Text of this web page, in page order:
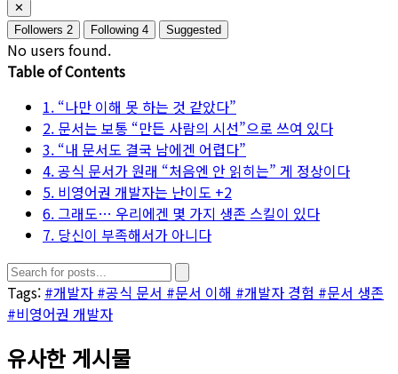
✕
Followers 2 Following 4 Suggested
No users found.
Table of Contents
1. “나만 이해 못 하는 것 같았다”
2. 문서는 보통 “만든 사람의 시선”으로 쓰여 있다
3. “내 문서도 결국 남에겐 어렵다”
4. 공식 문서가 원래 “처음엔 안 읽히는” 게 정상이다
5. 비영어권 개발자는 난이도 +2
6. 그래도… 우리에겐 몇 가지 생존 스킬이 있다
7. 당신이 부족해서가 아니다
Tags: #개발자 #공식 문서 #문서 이해 #개발자 경험 #문서 생존
#비영어권 개발자
유사한 게시물